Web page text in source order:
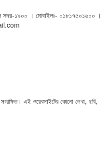
সদর-১৯০০ । মোবাইলঃ- ০১৮১৭৫০১৬০০ ।
এই ওয়েবসাইটের কোনো লেখা, ছবি,